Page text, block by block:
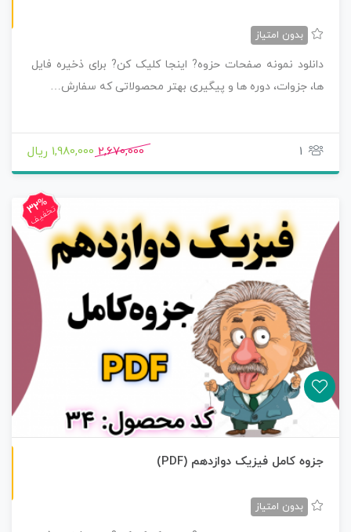
بدون امتیاز
دانلود نمونه صفحات حزوه? اینجا کلیک کن? برای ذخیره فایل
ها، جزوات، دوره ها و پیگیری بهتر محصولاتی که سفارش…
1
2,670,000 1,980,000 ریال
32%
تخفیف
جزوه کامل فیزیک دوازدهم (PDF)
بدون امتیاز